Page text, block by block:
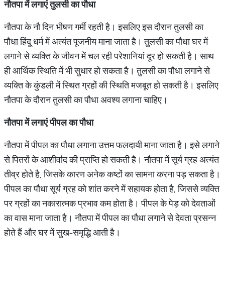
नौतपा में लगाएं तुलसी का पौधा
नौतपा के नौ दिन भीषण गर्मी रहती है। इसलिए इस दौरान तुलसी का
पौधा हिंदू धर्म में अत्यंत पूजनीय माना जाता है। तुलसी का पौधा घर में
लगाने से व्यक्ति के जीवन में चल रही परेशानियां दूर हो सकती है। साथ
ही आर्थिक स्थिति में भी सुधार हो सकता है। तुलसी का पौधा लगाने से
व्यक्ति के कुंडली में स्थित ग्रहों की स्थिति मजबूत हो सकती है। इसलिए
नौतपा के दौरान तुलसी का पौधा अवश्य लगाना चाहिए।
नौतपा में लगाएं पीपल का पौधा
नौतपा में पीपल का पौधा लगाना उत्तम फलदायी माना जाता है। इसे लगाने
से पितरों के आशीर्वाद की प्राप्ति हो सकती है। नौतपा में सूर्य ग्रह अत्यंत
तीव्र होते है, जिसके कारण अनेक कष्टों का सामना करना पड़ सकता है।
पीपल का पौधा सूर्य ग्रह को शांत करने में सहायक होता है, जिससे व्यक्ति
पर ग्रहों का नकारात्मक प्रभाव कम होता है। पीपल के पेड़ को देवताओं
का वास माना जाता है। नौतपा में पीपल का पौधा लगाने से देवता प्रसन्न
होते हैं और घर में सुख-समृद्धि आती है।